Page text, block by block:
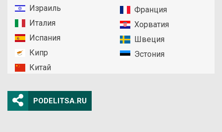
Израиль
Италия
Испания
Кипр
Китай
Франция
Хорватия
Швеция
Эстония
PODELITSA.RU